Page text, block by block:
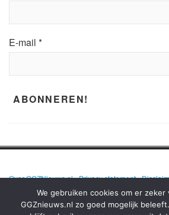
E-mail *
Over GGZNieuws.nl•Privacy statement•
We gebruiken cookies om er zeker
GGZnieuws.nl zo goed mogelijk